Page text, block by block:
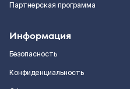
Партнерская программа
Информация
Безопасность
Конфиденциальность